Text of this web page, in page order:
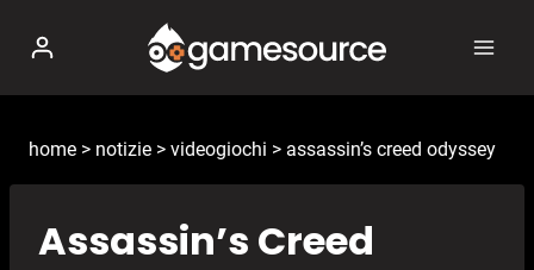
contenuto
home > notizie > videogiochi > assassin’s creed odyssey
Assassin’s Creed